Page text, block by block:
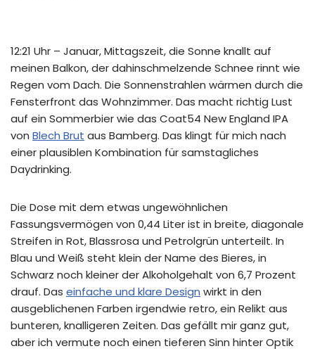
12:21 Uhr – Januar, Mittagszeit, die Sonne knallt auf
meinen Balkon, der dahinschmelzende Schnee rinnt wie
Regen vom Dach. Die Sonnenstrahlen wärmen durch die
Fensterfront das Wohnzimmer. Das macht richtig Lust
auf ein Sommerbier wie das Coat54 New England IPA
von Blech Brut aus Bamberg. Das klingt für mich nach
einer plausiblen Kombination für samstagliches
Daydrinking.
Die Dose mit dem etwas ungewöhnlichen
Fassungsvermögen von 0,44 Liter ist in breite, diagonale
Streifen in Rot, Blassrosa und Petrolgrün unterteilt. In
Blau und Weiß steht klein der Name des Bieres, in
Schwarz noch kleiner der Alkoholgehalt von 6,7 Prozent
drauf. Das einfache und klare Design wirkt in den
ausgeblichenen Farben irgendwie retro, ein Relikt aus
bunteren, knalligeren Zeiten. Das gefällt mir ganz gut,
aber ich vermute noch einen tieferen Sinn hinter Optik